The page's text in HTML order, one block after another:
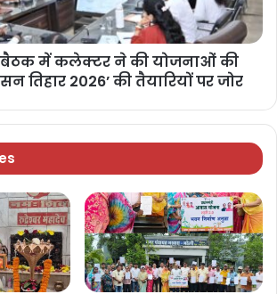
में कलेक्टर ने की योजनाओं की
तिहार 2026’ की तैयारियों पर जोर